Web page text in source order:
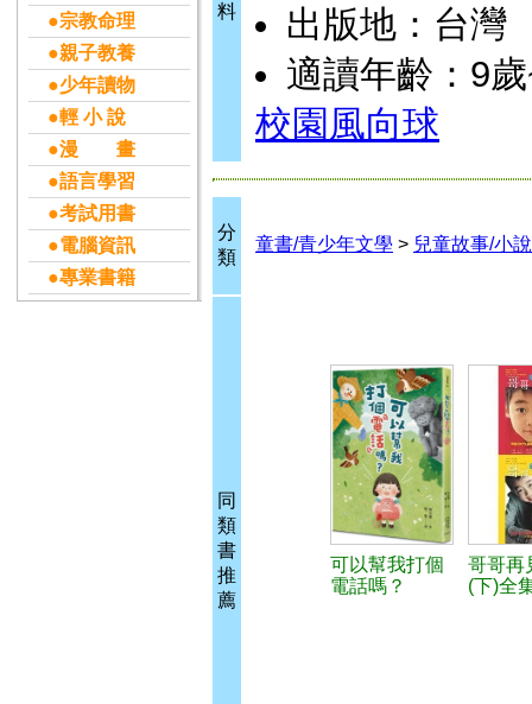
●宗教命理
●親子教養
●少年讀物
●輕 小 說
●漫 畫
●語言學習
●考試用書
●電腦資訊
●專業書籍
料
出版地：台灣
適讀年齡：9
校園風向球
分
類
童書/青少年文學 > 兒童故事/小說
同
類
書
推
薦
可以幫我打個
電話嗎？
哥哥再
(下)全